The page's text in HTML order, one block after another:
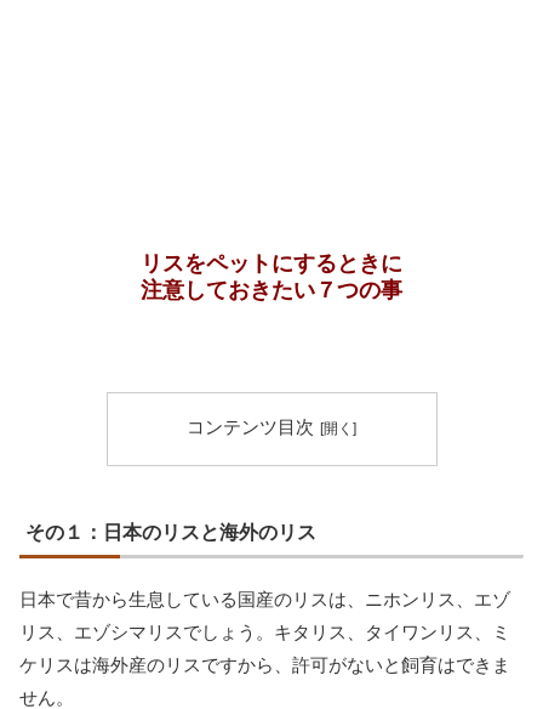
リスをペットにするときに
注意しておきたい７つの事
コンテンツ目次
その１：日本のリスと海外のリス
日本で昔から生息している国産のリスは、ニホンリス、エゾ
リス、エゾシマリスでしょう。キタリス、タイワンリス、ミ
ケリスは海外産のリスですから、許可がないと飼育はできま
せん。